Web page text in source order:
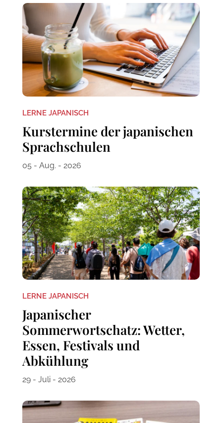
LERNE JAPANISCH
Kurstermine der japanischen
Sprachschulen
05 - Aug. - 2026
LERNE JAPANISCH
Japanischer
Sommerwortschatz: Wetter,
Essen, Festivals und
Abkühlung
29 - Juli - 2026